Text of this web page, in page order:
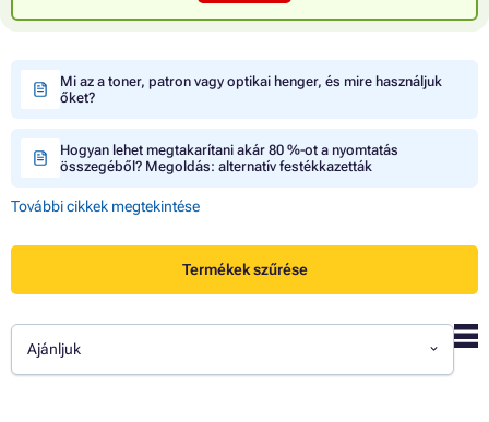
Mi az a toner, patron vagy optikai henger, és mire használjuk
őket?
Hogyan lehet megtakarítani akár 80 %-ot a nyomtatás
összegéből? Megoldás: alternatív festékkazetták
További cikkek megtekintése
Termékek szűrése
Ajánljuk